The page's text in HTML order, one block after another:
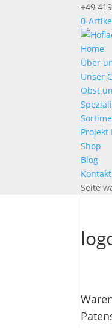
+49
0-
Home
Über
Unser
Obst
Projekt
Shop
Blog
Kontakt
Seite